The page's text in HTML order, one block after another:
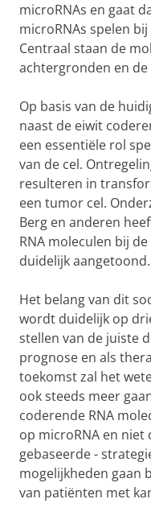
microRNAs en gaat
microRNAs spelen
Centraal staan de
achtergronden en de
Op basis van de
naast de eiwit
een essentiële rol
van de cel.
resulteren in
een tumor cel.
Berg en anderen
RNA moleculen bij
duidelijk aangetoond.
Het belang van dit
wordt duidelijk op
stellen van de juiste
prognose en als
toekomst zal het
ook steeds meer
coderende RNA
op microRNA en niet
gebaseerde -
mogelijkheden gaan
van patiënten met